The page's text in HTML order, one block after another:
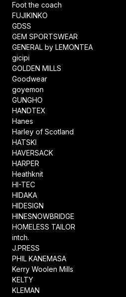
Foot the coach
FUJIKINKO
GDSS
GEM SPORTSWEAR
GENERAL by LEMONTEA
gicipi
GOLDEN MILLS
Goodwear
goyemon
GUNGHO
HANDTEX
Hanes
Harley of Scotland
HATSKI
HAVERSACK
HARPER
Heathknit
HI-TEC
HIDAKA
HIDESIGN
HINESNOWBRIDGE
HOMELESS TAILOR
intch.
J.PRESS
PHIL KANEMASA
Kerry Woolen Mills
KELTY
KLEMAN